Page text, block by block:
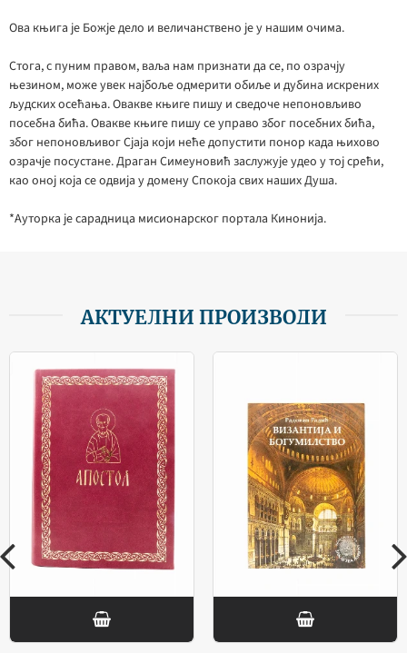
Ова књига је Божје дело и величанствено је у нашим очима.
Стога, с пуним правом, ваља нам признати да се, по озрачју
њезином, може увек најбоље одмерити обиље и дубина искрених
људских осећања. Овакве књиге пишу и сведоче непоновљиво
посебна бића. Овакве књиге пишу се управо због посебних бића,
због непоновљивог Сјаја који неће допустити понор када њихово
озрачје посустане. Драган Симеуновић заслужује удео у тој срећи,
као оној која се одвија у домену Спокоја свих наших Душа.
*Ауторка је сарадница мисионарског портала Кинонија.
АКТУЕЛНИ ПРОИЗВОДИ